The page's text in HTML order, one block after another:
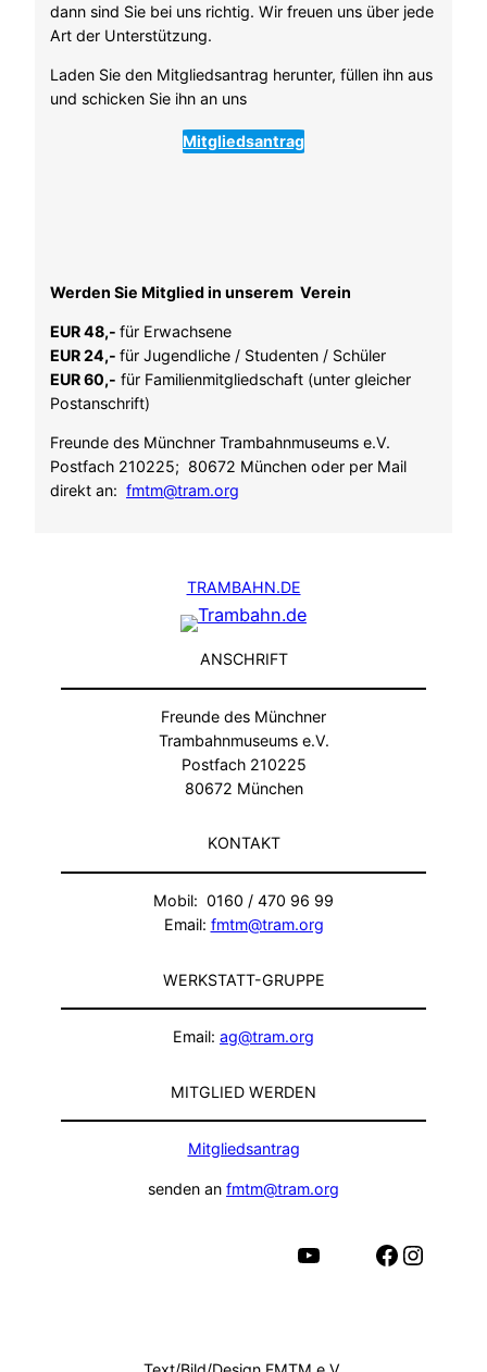
dann sind Sie bei uns richtig. Wir freuen uns über jede
Art der Unterstützung.
Laden Sie den Mitgliedsantrag herunter, füllen ihn aus
und schicken Sie ihn an uns
Mitgliedsantrag
Werden Sie Mitglied in unserem Verein
EUR 48,- für Erwachsene
EUR 24,- für Jugendliche / Studenten / Schüler
EUR 60,- für Familienmitgliedschaft (unter gleicher
Postanschrift)
Freunde des Münchner Trambahnmuseums e.V.
Postfach 210225; 80672 München oder per Mail
direkt an: fmtm@tram.org
TRAMBAHN.DE
ANSCHRIFT
Freunde des Münchner
Trambahnmuseums e.V.
Postfach 210225
80672 München
KONTAKT
Mobil: 0160 / 470 96 99
Email: fmtm@tram.org
WERKSTATT-GRUPPE
Email: ag@tram.org
MITGLIED WERDEN
Mitgliedsantrag
senden an fmtm@tram.org
Facebook Instagram
YouTube